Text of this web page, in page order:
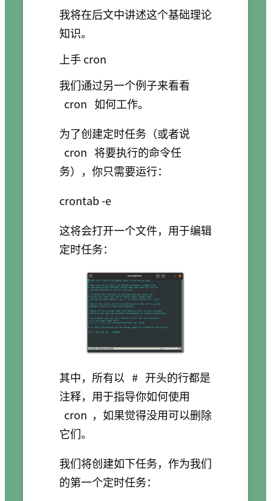
我将在后文中讲述这个基础理论
知识。
上手 cron
我们通过另一个例子来看看
cron 如何工作。
为了创建定时任务（或者说
cron 将要执行的命令任
务），你只需要运行：
这将会打开一个文件，用于编辑
定时任务：
其中，所有以 # 开头的行都是
注释，用于指导你如何使用
cron ，如果觉得没用可以删除
它们。
我们将创建如下任务，作为我们
的第一个定时任务：